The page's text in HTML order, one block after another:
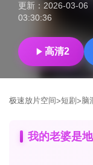
更新： 2026-03-06
03:30:36
高清2
极速放片空间>短剧 >脑
我的老婆是